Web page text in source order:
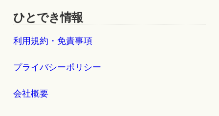
ひとでき情報
利用規約・免責事項
プライバシーポリシー
会社概要